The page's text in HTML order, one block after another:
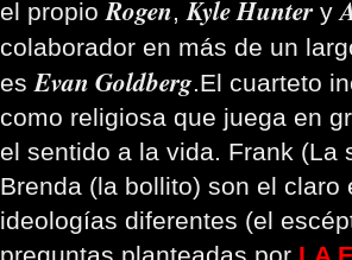
el propioRogen,Kyle Huntery
colaborador en más de un
esEvan Goldberg.El cuarteto
como religiosa que juega en
el sentido a la vida. Frank (La
Brenda (la bollito) son el claro
ideologías diferentes (el